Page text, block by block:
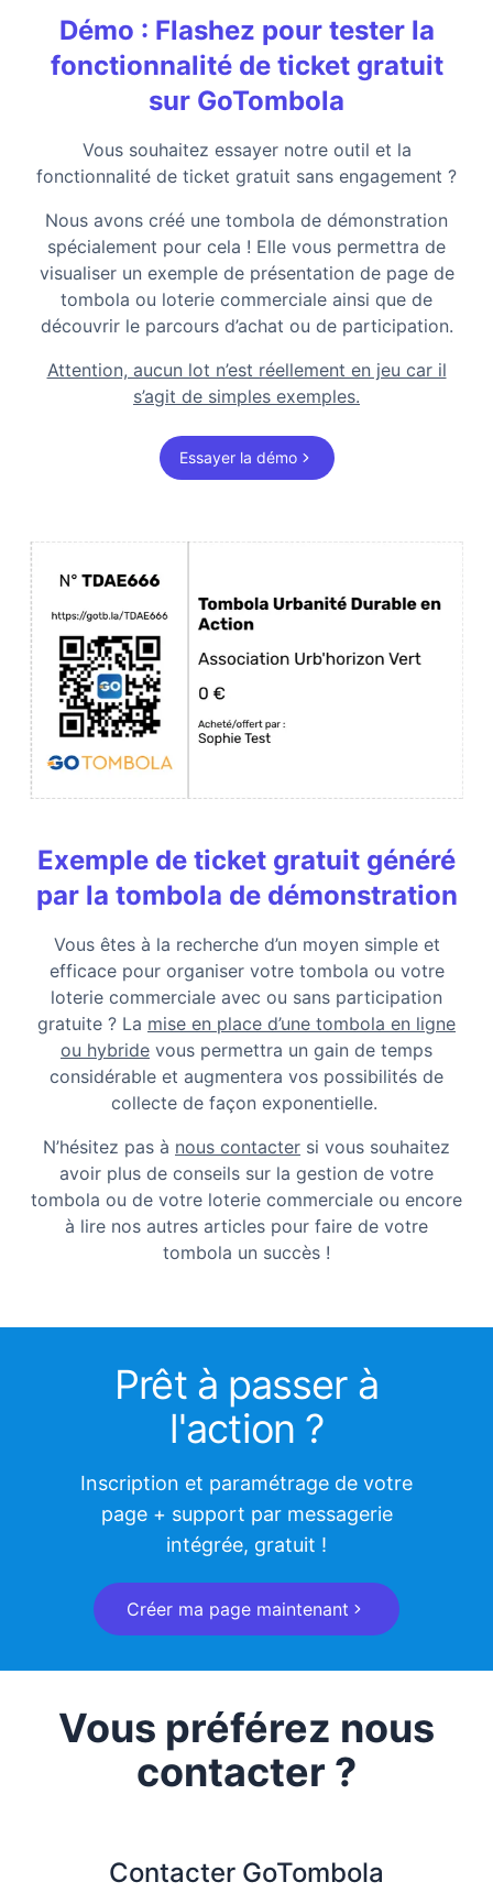
Démo : Flashez pour tester la
fonctionnalité de ticket gratuit
sur GoTombola
Vous souhaitez essayer notre outil et la
fonctionnalité de ticket gratuit sans engagement ?
Nous avons créé une tombola de démonstration
spécialement pour cela ! Elle vous permettra de
visualiser un exemple de présentation de page de
tombola ou loterie commerciale ainsi que de
découvrir le parcours d’achat ou de participation.
Attention, aucun lot n’est réellement en jeu car il
s’agit de simples exemples.
Essayer la démo
Exemple de ticket gratuit généré
par la tombola de démonstration
Vous êtes à la recherche d’un moyen simple et
efficace pour organiser votre tombola ou votre
loterie commerciale avec ou sans participation
gratuite ? La mise en place d’une tombola en ligne
ou hybride vous permettra un gain de temps
considérable et augmentera vos possibilités de
collecte de façon exponentielle.
N’hésitez pas à nous contacter si vous souhaitez
avoir plus de conseils sur la gestion de votre
tombola ou de votre loterie commerciale ou encore
à lire nos autres articles pour faire de votre
tombola un succès !
Prêt à passer à
l'action ?
Inscription et paramétrage de votre
page + support par messagerie
intégrée, gratuit !
Créer ma page maintenant
Vous préférez nous
contacter ?
Contacter GoTombola